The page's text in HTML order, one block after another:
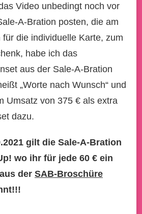
Video unbedingt noch vor
A-Bration posten, die am
für die individuelle Karte, zum
habe ich das
aus der Sale-A-Bration
„Worte nach Wunsch“ und
Umsatz von 375 € als extra
dazu.
gilt die Sale-A-Bration
wo ihr für jede 60 € ein
der SAB-Broschüre